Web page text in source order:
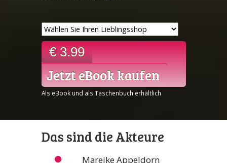
€ 3.99
Jetzt eBook kaufen
Als eBook und als Taschenbuch erhältlich
Das sind die Akteure
Mareike Appeldorn